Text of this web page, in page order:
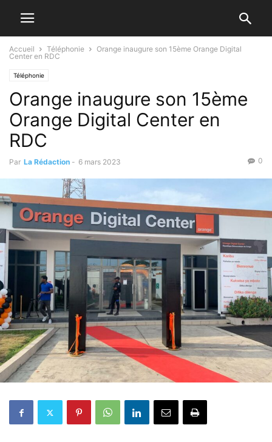
Accueil Téléphonie
Orange inaugure son 15ème Orange Digital
Center en RDC
Téléphonie
Orange inaugure son 15ème
Orange Digital Center en
RDC
Par La Rédaction - 6 mars 2023 0